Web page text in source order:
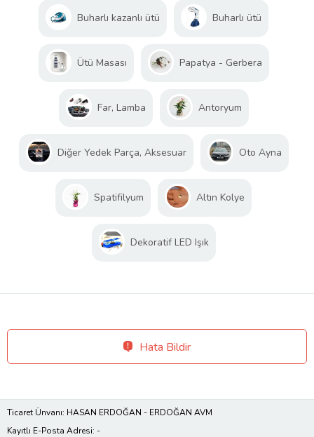
Buharlı kazanlı ütü Buharlı ütü
Ütü Masası Papatya - Gerbera
Far, Lamba Antoryum
Diğer Yedek Parça, Aksesuar Oto Ayna
Spatifilyum Altın Kolye
Dekoratif LED Işık
Hata Bildir
Ticaret Ünvanı: HASAN ERDOĞAN - ERDOĞAN AVM
Kayıtlı E-Posta Adresi: -